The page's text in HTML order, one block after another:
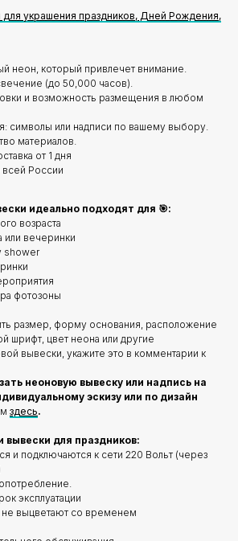
украшения праздников, Дней Рождения,
неон, который привлечет внимание.
(до 50,000 часов).
и возможность размещения в любом
символы или надписи по вашему выбору.
материалов.
от 1 дня
России
идеально подходят для 🎯:
возраста
или вечеринки
shower
фотозоны
размер, форму основания, расположение
шрифт, цвет неона или другие
вывески, укажите это в комментарии к
неоновую вывеску или надпись на
эскизу или по дизайн
здесь.
вывески для праздников:
и подключаются к сети 220 Вольт (через
эксплуатации
не выцветают со временем